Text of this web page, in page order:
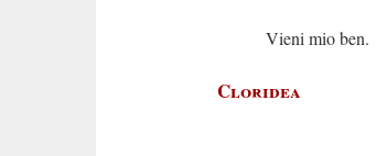
Vieni mio ben.
Cloridea
Son